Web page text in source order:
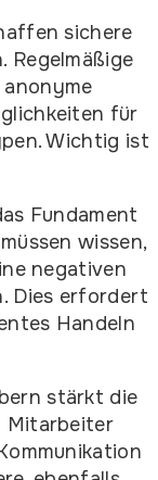
sichere
Regelmäßige
anonyme
für
Wichtig ist
Fundament
wissen,
negativen
Dies erfordert
Handeln
stärkt die
Mitarbeiter